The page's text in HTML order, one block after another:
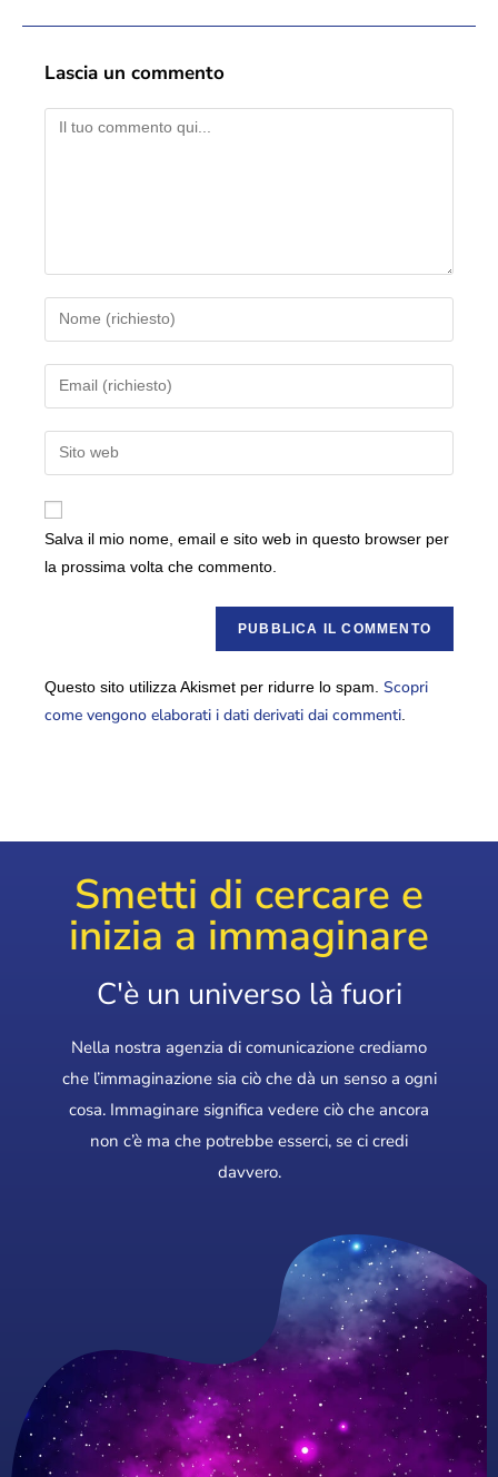
Lascia un commento
Salva il mio nome, email e sito web in questo browser per
la prossima volta che commento.
Questo sito utilizza Akismet per ridurre lo spam. Scopri
come vengono elaborati i dati derivati dai commenti
Smetti di cercare e
inizia a immaginare
C'è un universo là fuori
Nella nostra agenzia di comunicazione crediamo
che l’immaginazione sia ciò che dà un senso a ogni
cosa. Immaginare significa vedere ciò che ancora
non c’è ma che potrebbe esserci, se ci credi
davvero.